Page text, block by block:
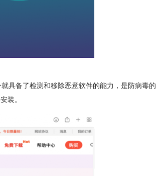
具备了检测和移除恶意软件的能力，是防病毒的
装。